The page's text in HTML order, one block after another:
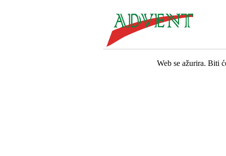
Web se ažurira. Biti